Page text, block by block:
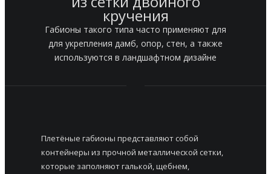
кручения
Габионы такого типа часто применяют для
для укрепления дамб, опор, стен, а также
используются в ландшафтном дизайне
Плетёные габионы представляют собой
контейнеры из прочной металлической сетки,
которые заполняют галькой, щебнем,